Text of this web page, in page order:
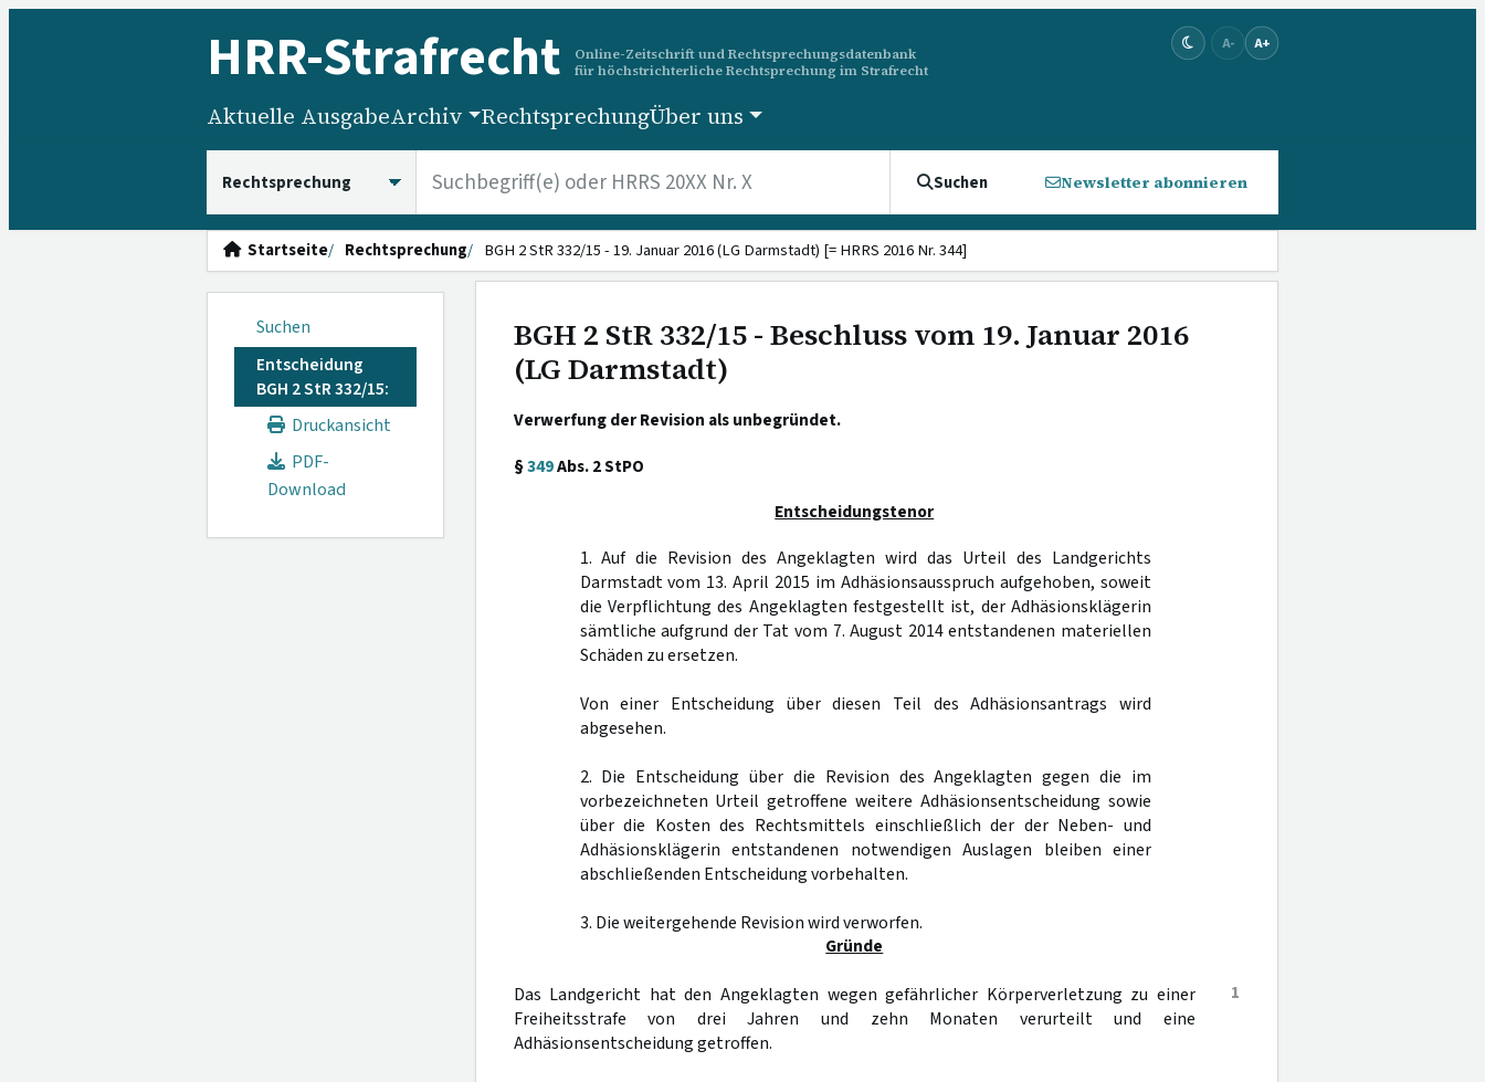
HRR-Strafrecht
Online-Zeitschrift und Rechtsprechungsdatenbank
für höchstrichterliche Rechtsprechung im Strafrecht
A- A+
Aktuelle AusgabeArchiv RechtsprechungÜber uns
Suchen Newsletter abonnieren
Startseite Rechtsprechung BGH 2 StR 332/15 - 19. Januar 2016 (LG Darmstadt) [= HRRS 2016 Nr. 344]
Suchen
Entscheidung
BGH 2 StR 332/15:
Druckansicht
PDF-
Download
BGH 2 StR 332/15 - Beschluss vom 19. Januar 2016
(LG Darmstadt)
Verwerfung der Revision als unbegründet.
§349Abs. 2 StPO
Entscheidungstenor
1. Auf die Revision des Angeklagten wird das Urteil des Landgerichts
Darmstadt vom 13. April 2015 im Adhäsionsausspruch aufgehoben, soweit
die Verpflichtung des Angeklagten festgestellt ist, der Adhäsionsklägerin
sämtliche aufgrund der Tat vom 7. August 2014 entstandenen materiellen
Schäden zu ersetzen.
Von einer Entscheidung über diesen Teil des Adhäsionsantrags wird
abgesehen.
2. Die Entscheidung über die Revision des Angeklagten gegen die im
vorbezeichneten Urteil getroffene weitere Adhäsionsentscheidung sowie
über die Kosten des Rechtsmittels einschließlich der der Neben- und
Adhäsionsklägerin entstandenen notwendigen Auslagen bleiben einer
abschließenden Entscheidung vorbehalten.
3. Die weitergehende Revision wird verworfen.
Gründe
1
Das Landgericht hat den Angeklagten wegen gefährlicher Körperverletzung zu einer
Freiheitsstrafe von drei Jahren und zehn Monaten verurteilt und eine
Adhäsionsentscheidung getroffen.